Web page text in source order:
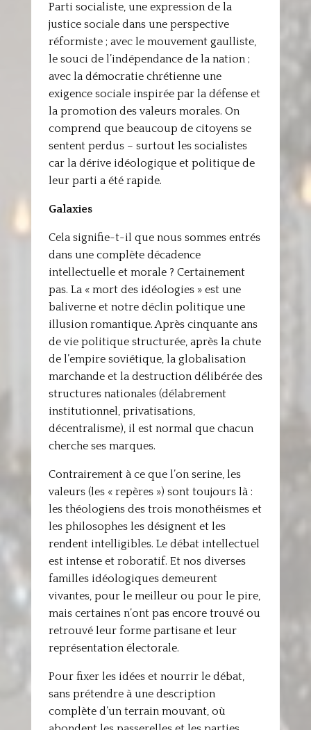
Parti socialiste, une expression de la
justice sociale dans une perspective
réformiste ; avec le mouvement gaulliste,
le souci de l’indépendance de la nation ;
avec la démocratie chrétienne une
exigence sociale inspirée par la défense et
la promotion des valeurs morales. On
comprend que beaucoup de citoyens se
sentent perdus – surtout les socialistes
car la dérive idéologique et politique de
leur parti a été rapide.
Galaxies
Cela signifie-t-il que nous sommes entrés
dans une complète décadence
intellectuelle et morale ? Certainement
pas. La « mort des idéologies » est une
baliverne et notre déclin politique une
illusion romantique. Après cinquante ans
de vie politique structurée, après la chute
de l’empire soviétique, la globalisation
marchande et la destruction délibérée des
structures nationales (délabrement
institutionnel, privatisations,
décentralisme), il est normal que chacun
cherche ses marques.
Contrairement à ce que l’on serine, les
valeurs (les « repères ») sont toujours là :
les théologiens des trois monothéismes et
les philosophes les désignent et les
rendent intelligibles. Le débat intellectuel
est intense et roboratif. Et nos diverses
familles idéologiques demeurent
vivantes, pour le meilleur ou pour le pire,
mais certaines n’ont pas encore trouvé ou
retrouvé leur forme partisane et leur
représentation électorale.
Pour fixer les idées et nourrir le débat,
sans prétendre à une description
complète d’un terrain mouvant, où